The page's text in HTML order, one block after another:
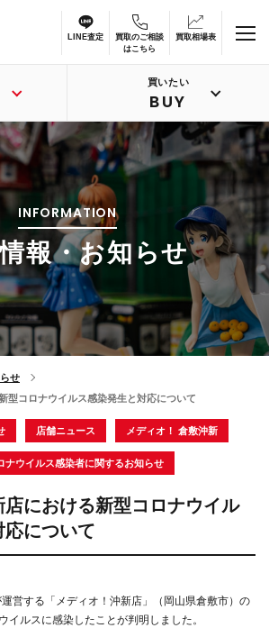
LINE査定
買取のご相談
はこちら
買取相場表
買いたい
BUY
INFORMATION
報・お知らせ
せ
型コロナウイルス感染発生と対応について
店舗ニュース メディオ！ 倉敷沖新
ナウイルス感染者に関するお知らせ
店における新型コロナウイル
応について
営する「メディオ！沖新店」（岡山県倉敷市）の
イルスに感染したことが判明しました。